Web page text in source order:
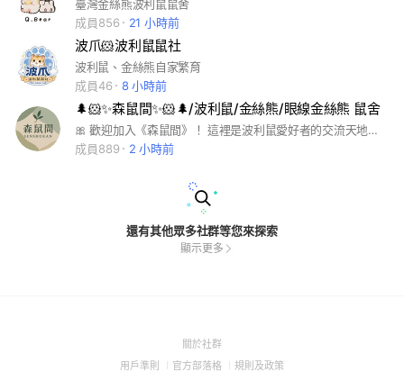
臺灣金絲熊波利鼠鼠舍
成員856
21 小時前
波爪🐹波利鼠鼠社
波利鼠、金絲熊自家繁育
成員46
8 小時前
🌲🐹✨森鼠間✨🐹🌲/波利鼠/金絲熊/眼線金絲熊 鼠舍
🎀 歡迎加入《森鼠間》！ 這裡是波利鼠愛好者的交流天地，無論你是新手還是資深鼠奴，都能一起分享飼養心得、日常萌照，還有最新的波利鼠資訊與交流活動！ ‼️鼠星人大放送‼️ 活動詳情查閱記事本重要公告💗 📌 社群宗旨： ✅ 分享波利鼠日常、飼養技巧 ✅ 提供友善交流、知識互助 ✅ 波利鼠認養、買賣資訊交流 加入官方line瞭解更多崽崽👉@158whwjn 一起打造溫馨的波利鼠大家庭，歡迎你的加入！
成員889
2 小時前
還有其他眾多社群等您來探索
顯示更多
關於社群(Open
用戶準則 (Open
官方部落格 (Open
規則及政策(Open